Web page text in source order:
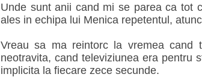
Unde sunt anii cand mi se parea ca tot
ales in echipa lui Menica repetentul,
Vreau sa ma reintorc la vremea cand
neotravita, cand televiziunea era pentru
implicita la fiecare zece secunde.